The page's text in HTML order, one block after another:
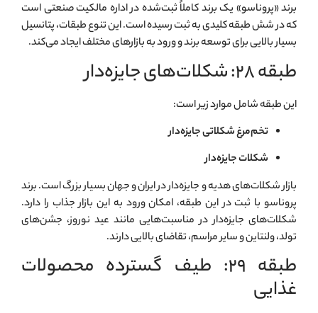
برند «پروناسو» یک برند کاملاً ثبت‌شده در اداره مالکیت صنعتی است
که در شش طبقه کلیدی به ثبت رسیده است. این تنوع طبقات، پتانسیل
بسیار بالایی برای توسعه برند و ورود به بازارهای مختلف ایجاد می‌کند.
طبقه ۲۸: شکلات‌های جایزه‌دار
این طبقه شامل موارد زیر است:
تخم‌مرغ شکلاتی جایزه‌دار
شکلات جایزه‌دار
بازار شکلات‌های هدیه و جایزه‌دار در ایران و جهان بسیار بزرگ است. برند
پروناسو با ثبت در این طبقه، امکان ورود به این بازار جذاب را دارد.
شکلات‌های جایزه‌دار در مناسبت‌هایی مانند عید نوروز، جشن‌های
تولد، ولنتاین و سایر مراسم، تقاضای بالایی دارند.
طبقه ۲۹: طیف گسترده محصولات
غذایی